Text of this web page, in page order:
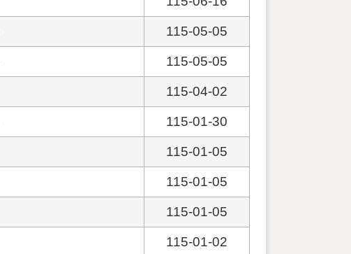
115-05-05
115-05-05
115-04-02
115-01-30
115-01-05
115-01-05
115-01-05
115-01-02